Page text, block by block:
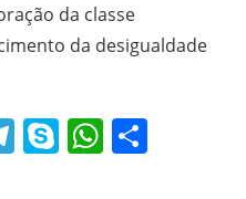
da classe
da desigualdade
Telegram
SkypeShare